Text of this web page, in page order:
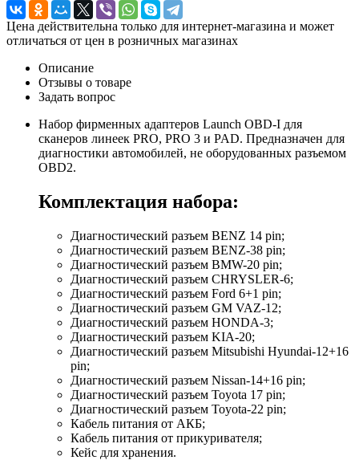
Цена действительна только для интернет-магазина и может
отличаться от цен в розничных магазинах
Описание
Отзывы о товаре
Задать вопрос
Набор фирменных адаптеров Launch OBD-I для
сканеров линеек PRO, PRO 3 и PAD. Предназначен для
диагностики автомобилей, не оборудованных разъемом
OBD2.
Комплектация набора:
Диагностический разъем BENZ 14 pin;
Диагностический разъем BENZ-38 pin;
Диагностический разъем BMW-20 pin;
Диагностический разъем CHRYSLER-6;
Диагностический разъем Ford 6+1 pin;
Диагностический разъем GM VAZ-12;
Диагностический разъем HONDA-3;
Диагностический разъем KIA-20;
Диагностический разъем Mitsubishi Hyundai-12+16
pin;
Диагностический разъем Nissan-14+16 pin;
Диагностический разъем Toyota 17 pin;
Диагностический разъем Toyota-22 pin;
Кабель питания от АКБ;
Кабель питания от прикуривателя;
Кейс для хранения.